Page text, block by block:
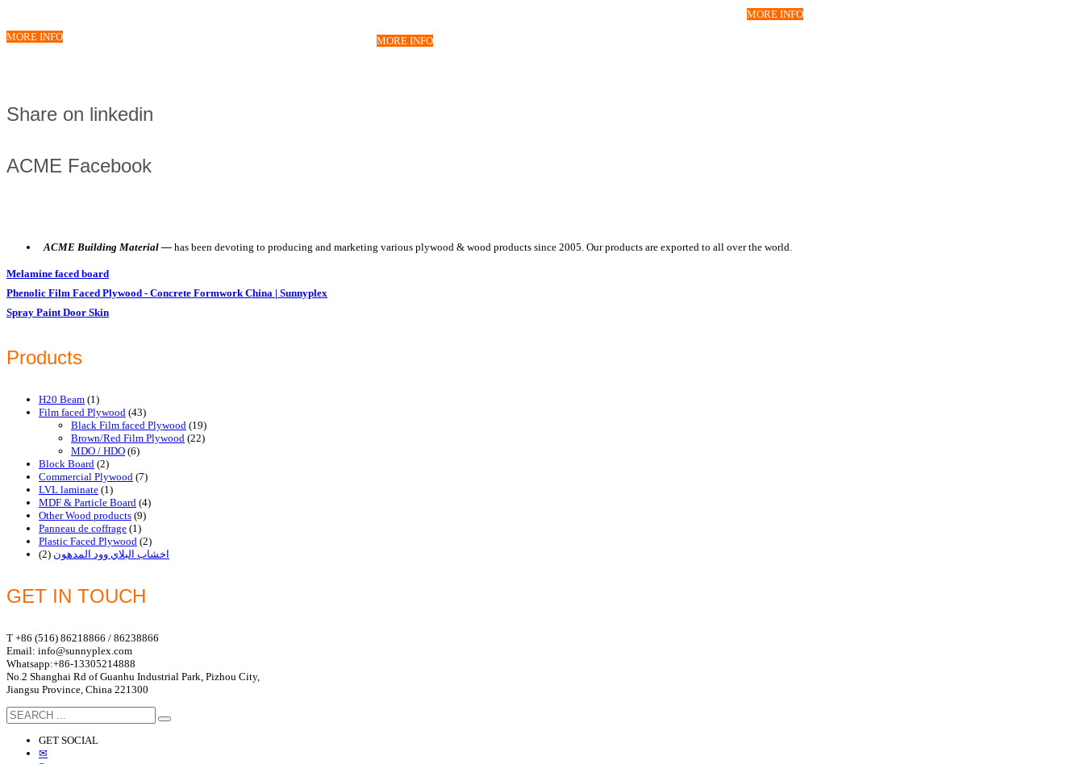
MORE INFO MORE INFO
MORE INFO
Share on linkedin
ACME Facebook
ACME Building Material — has been devoting to producing and marketing various plywood & wood products since 2005. Our products are exported to all over the world.
Melamine faced board
Phenolic Film Faced Plywood - Concrete Formwork China | Sunnyplex
Spray Paint Door Skin
Products
H20 Beam (1)
Film faced Plywood (43)
Black Film faced Plywood (19)
Brown/Red Film Plywood (22)
MDO / HDO (6)
Block Board (2)
Commercial Plywood (7)
LVL laminate (1)
MDF & Particle Board (4)
Other Wood products (9)
Panneau de coffrage (1)
Plastic Faced Plywood (2)
اخشاب البلاي وود المدهون (2)
GET IN TOUCH
T +86 (516) 86218866 / 86238866
Email: info@sunnyplex.com
Whatsapp:+86-13305214888
No.2 Shanghai Rd of Guanhu Industrial Park, Pizhou City,
Jiangsu Province, China 221300
GET SOCIAL